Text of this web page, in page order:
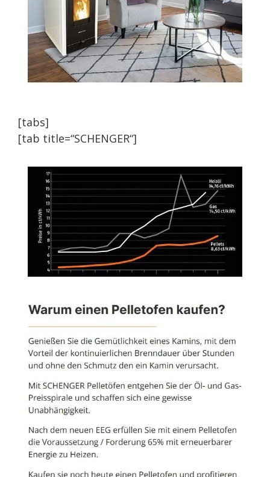
[tabs]
[tab title=“SCHENGER“]